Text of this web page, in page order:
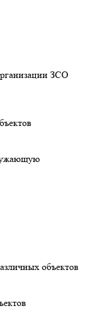
ЗСО
объектов